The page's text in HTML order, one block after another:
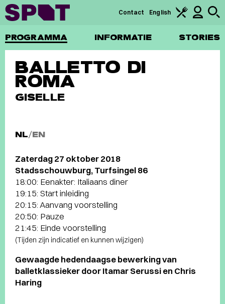
PROGRAMMA INFORMATIE STORIES
Contact English
BALLETTO DI
ROMA
GISELLE
NL/EN
Zaterdag 27 oktober 2018
Stadsschouwburg, Turfsingel 86
18:00: Eenakter: Italiaans diner
19:15: Start inleiding
20:15: Aanvang voorstelling
20:50: Pauze
21:45: Einde voorstelling
(Tijden zijn indicatief en kunnen wijzigen)
Gewaagde hedendaagse bewerking van
balletklassieker door Itamar Serussi en Chris
Haring